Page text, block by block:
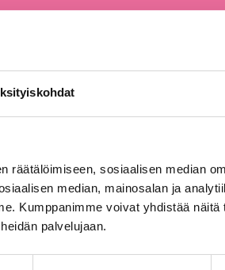
räätälöimiseen, sosiaalisen median
median, mainosalan ja
Kumppanimme voivat yhdistää näitä
palvelujaan.